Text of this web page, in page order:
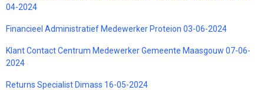
04-2024
Financieel Administratief Medewerker Proteion 03-06-2024
Klant Contact Centrum Medewerker Gemeente Maasgouw 07-06-
2024
Returns Specialist Dimass 16-05-2024